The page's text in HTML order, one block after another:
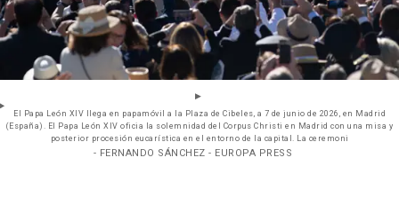
El Papa León XIV llega en papamóvil a la Plaza de Cibeles, a 7 de junio de 2026, en Madrid
(España). El Papa León XIV oficia la solemnidad del Corpus Christi en Madrid con una misa y
posterior procesión eucarística en el entorno de la capital. La ceremoni
- FERNANDO SÁNCHEZ - EUROPA PRESS